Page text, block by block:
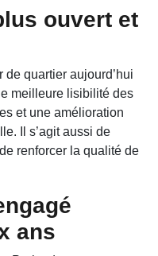
ouvert et
quartier aujourd’hui
meilleure lisibilité des
et une amélioration
Il s’agit aussi de
renforcer la qualité de
ans